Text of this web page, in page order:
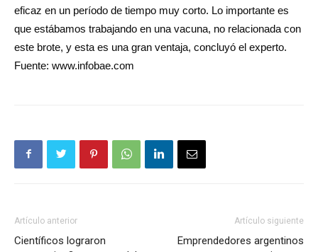
eficaz en un período de tiempo muy corto. Lo importante es
que estábamos trabajando en una vacuna, no relacionada con
este brote, y esta es una gran ventaja, concluyó el experto.
Fuente: www.infobae.com
Artículo anterior
Científicos lograron
Artículo siguiente
Emprendedores argentinos